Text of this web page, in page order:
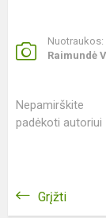
Nuotraukos:
Raimundė
Nepamirškite
padėkoti autoriui
Grįžti